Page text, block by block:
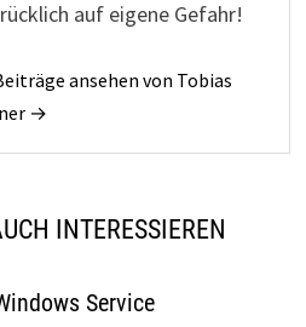
auf eigene Gefahr!
ansehen von Tobias
→
INTERESSIEREN
Service